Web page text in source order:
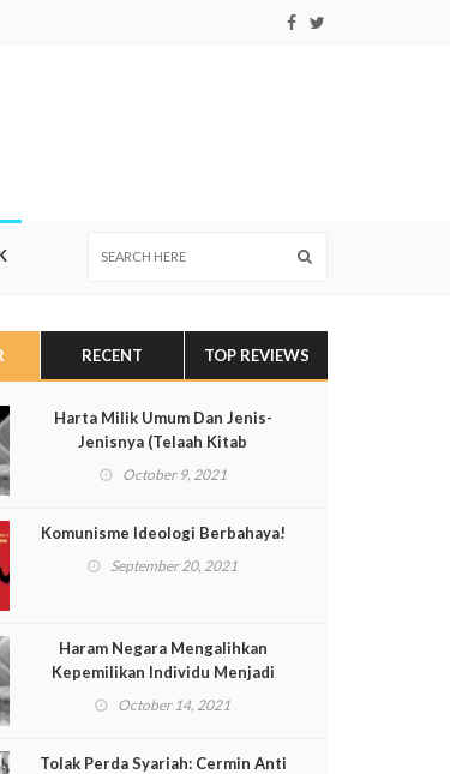
RECENT TOP REVIEWS
Harta Milik Umum Dan Jenis-
Jenisnya (Telaah Kitab
Muqaddimah al-Dustur Pasal 137)
October 9, 2021
Komunisme Ideologi Berbahaya!
September 20, 2021
Haram Negara Mengalihkan
Kepemilikan Individu Menjadi
Milik Umum (Telaah Kitab Pasal
October 14, 2021
Tolak Perda Syariah: Cermin Anti